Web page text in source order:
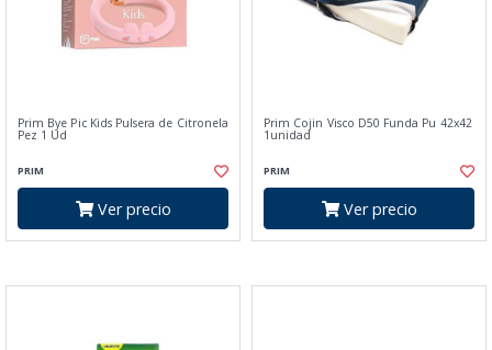
Prim Bye Pic Kids Pulsera de Citronela
Pez 1 Ud
PRIM
Ver precio
Prim Cojin Visco D50 Funda Pu 42x42
1unidad
PRIM
Ver precio